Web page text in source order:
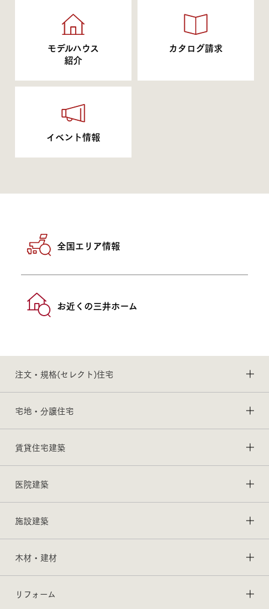
モデルハウス
紹介
カタログ請求
イベント情報
全国エリア情報
お近くの三井ホーム
注文・規格(セレクト)住宅
宅地・分譲住宅
賃貸住宅建築
医院建築
施設建築
木材・建材
リフォーム